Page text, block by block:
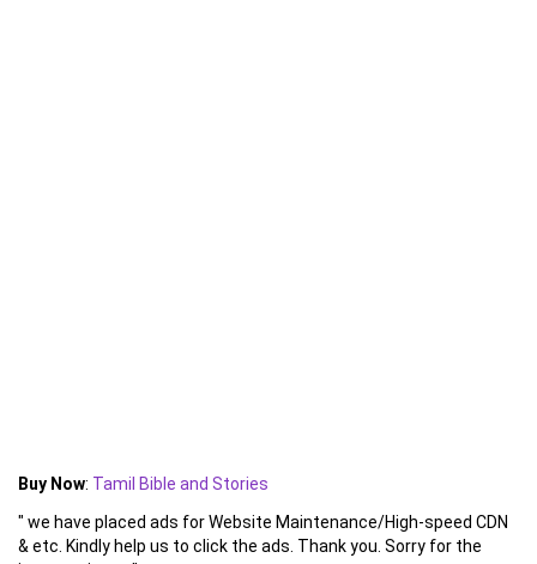
Buy Now: Tamil Bible and Stories
" we have placed ads for Website Maintenance/High-speed CDN
& etc. Kindly help us to click the ads. Thank you. Sorry for the